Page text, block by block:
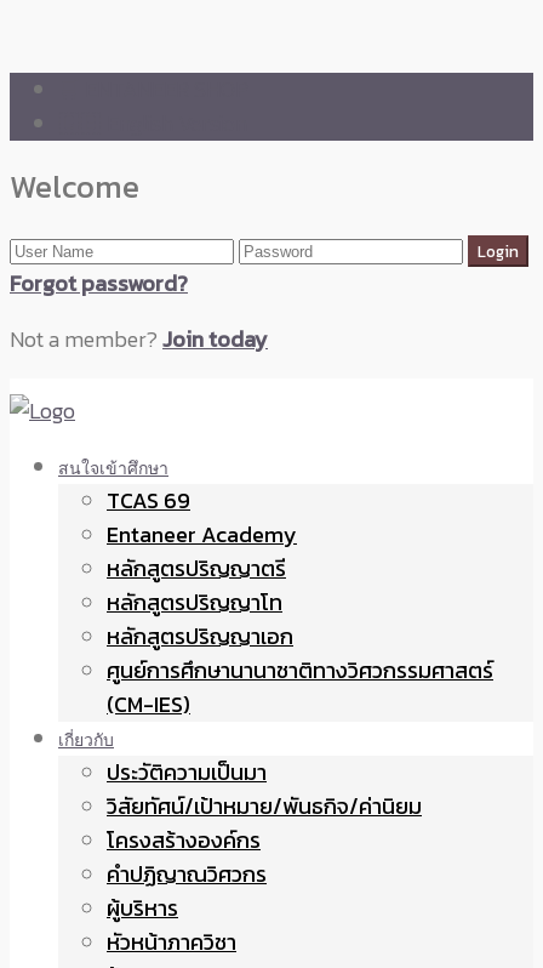
Welcome
Forgot password?
Not a member?Join today
สนใจเข้าศึกษา
TCAS 69
Entaneer Academy
หลักสูตรปริญญาตรี
หลักสูตรปริญญาโท
หลักสูตรปริญญาเอก
ศูนย์การศึกษานานาชาติทางวิศวกรรมศาสตร์
(CM-IES)
เกี่ยวกับ
ประวัติความเป็นมา
วิสัยทัศน์/เป้าหมาย/พันธกิจ/ค่านิยม
โครงสร้างองค์กร
คำปฏิญาณวิศวกร
ผู้บริหาร
หัวหน้าภาควิชา